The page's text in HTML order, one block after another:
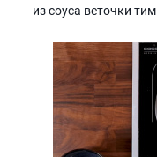
из соуса веточки